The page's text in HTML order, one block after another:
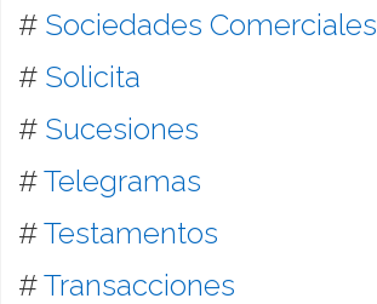
# Sociedades Comerciales
# Solicita
# Sucesiones
#Telegramas
#Testamentos
#Transacciones